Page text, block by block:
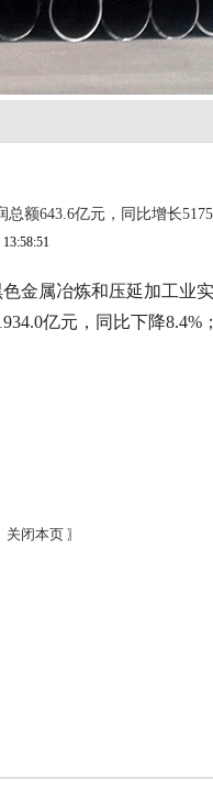
额643.6亿元，同比增长
13:58:51
金属冶炼和压延加工业
亿元，同比下降8.4%
关闭本页 〗